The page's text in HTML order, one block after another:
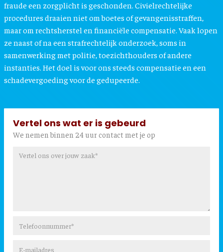
fraude een zorgplicht is geschonden. Civielrechtelijke
procedures draaien niet om boetes of gevangenisstraffen,
maar om rechtsherstel en financiële compensatie. Vaak lopen
ze naast of na een strafrechtelijk onderzoek, soms in
samenwerking met politie, toezichthouders of andere
instanties. Het doel is voor ons steeds compensatie en een
schadevergoeding voor de gedupeerde.
Vertel ons wat er is gebeurd
We nemen binnen 24 uur contact met je op